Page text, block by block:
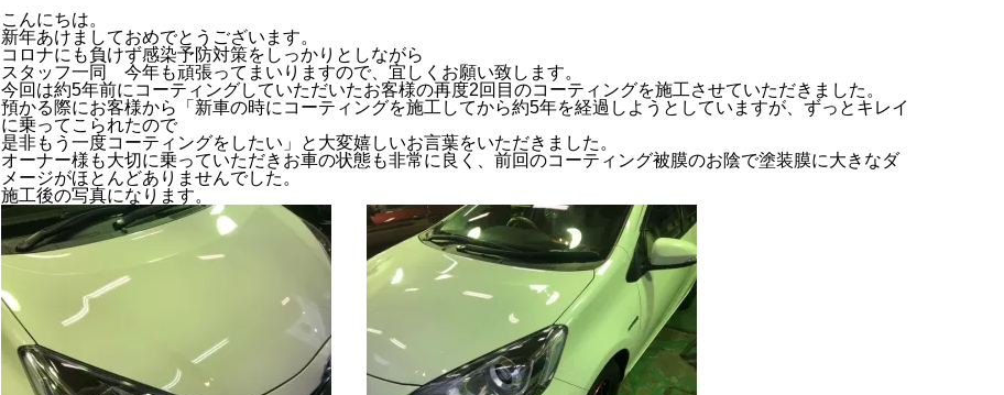
こんにちは。
新年あけましておめでとうございます。
コロナにも負けず感染予防対策をしっかりとしながら
スタッフ一同 今年も頑張ってまいりますので、宜しくお願い致します。
今回は約5年前にコーティングしていただいたお客様の再度2回目のコーティングを施工させていただきました。
預かる際にお客様から「新車の時にコーティングを施工してから約5年を経過しようとしていますが、ずっとキレイ
に乗ってこられたので
是非もう一度コーティングをしたい」と大変嬉しいお言葉をいただきました。
オーナー様も大切に乗っていただきお車の状態も非常に良く、前回のコーティング被膜のお陰で塗装膜に大きなダ
メージがほとんどありませんでした。
施工後の写真になります。